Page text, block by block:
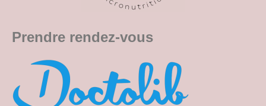
Prendre rendez-vous